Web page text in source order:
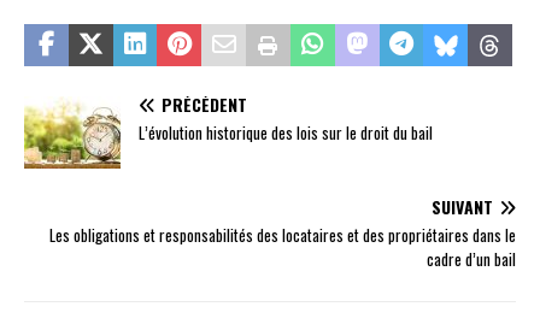
PRÉCÉDENT
L’évolution historique des lois sur le droit du bail
SUIVANT
Les obligations et responsabilités des locataires et des propriétaires dans le
cadre d’un bail